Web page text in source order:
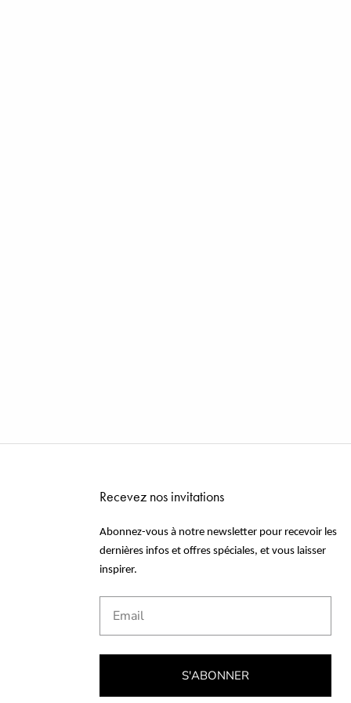
Recevez nos invitations
Abonnez-vous à notre newsletter pour recevoir les
dernières infos et offres spéciales, et vous laisser
inspirer.
S'ABONNER